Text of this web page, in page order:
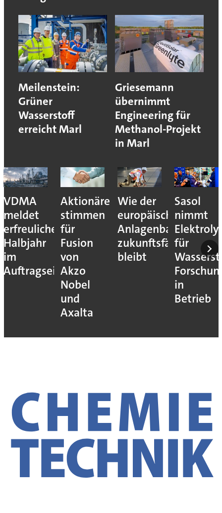
Meilenstein:
Grüner
Wasserstoff
erreicht Marl
Griesemann
übernimmt
Engineering für
Methanol-Projekt
in Marl
VDMA
meldet
erfreuliches
Halbjahr
im
Auftragseingang
Aktionäre
stimmen
für
Fusion
von
Akzo
Nobel
und
Axalta
Wie der
europäische
Anlagenbau
zukunftsfähig
bleibt
Sasol
nimmt
für
in
Betrieb